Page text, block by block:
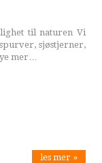
til naturen Vi
sjøstjerner,
mer…
les mer »